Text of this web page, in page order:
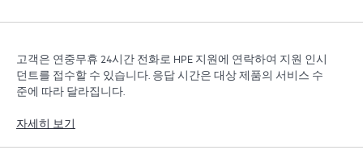
고객은 연중무휴 24시간 전화로 HPE 지원에 연락하여 지원 인시
던트를 접수할 수 있습니다. 응답 시간은 대상 제품의 서비스 수
준에 따라 달라집니다.
자세히 보기